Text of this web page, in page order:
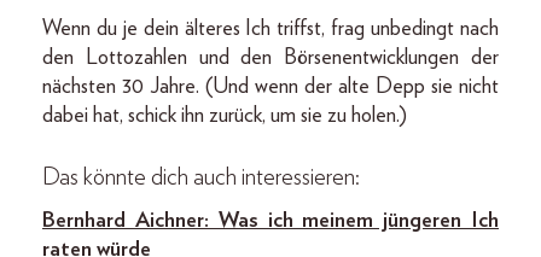
Wenn du je dein älteres Ich triffst, frag unbedingt nach
den Lottozahlen und den Börsenentwicklungen der
nächsten 30 Jahre. (Und wenn der alte Depp sie nicht
dabei hat, schick ihn zurück, um sie zu holen.)
Das könnte dich auch interessieren:
Bernhard Aichner: Was ich meinem jüngeren Ich
raten würde